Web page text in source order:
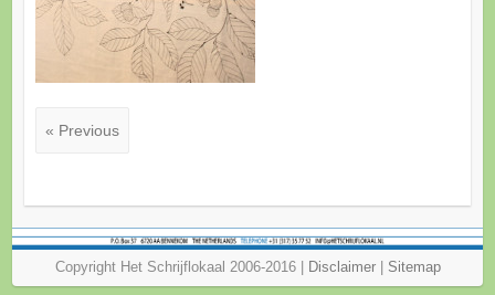
« Previous
Copyright Het Schrijflokaal 2006-2016 | Disclaimer| Sitemap